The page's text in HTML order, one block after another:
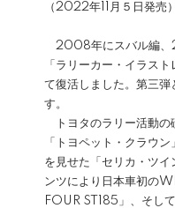
（2022年11月５日発売）
2008年にスバル編、
「ラリーカー・イラス
て復活しました。第三
す。
トヨタのラリー活動の
「トヨペット・クラウ
を見せた「セリカ・ツ
ンツにより日本車初の
FOUR ST185」、そし